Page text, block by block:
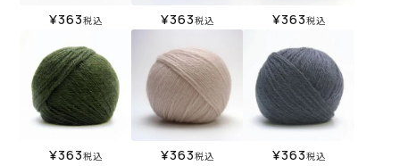
¥363税込 ¥363税込 ¥363税込
¥363税込 ¥363税込 ¥363税込